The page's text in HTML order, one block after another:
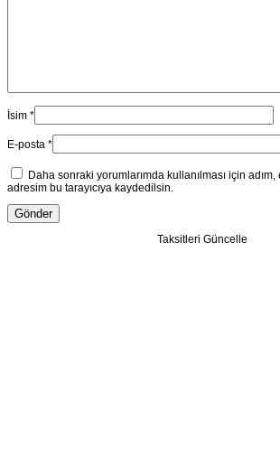
İsim *
E-posta *
Daha sonraki yorumlarımda kullanılması için
adresim bu tarayıcıya kaydedilsin.
Taksitleri Güncelle